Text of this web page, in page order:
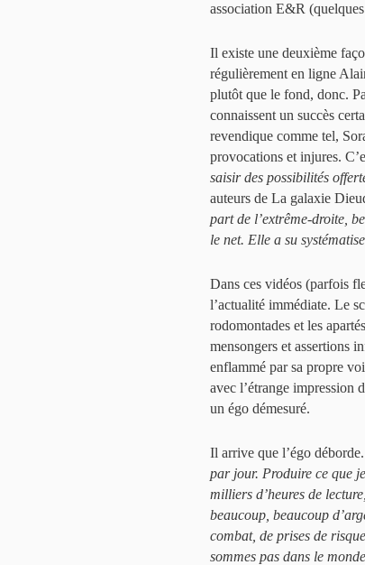
association E&R
Il existe une deuxième
régulièrement en ligne
plutôt que le fond, donc.
connaissent un succès
revendique comme tel,
provocations et injures.
saisir des possibilités
auteurs de La galaxie
part de l’extrême-droite,
le net. Elle a su
Dans ces vidéos (parfois
l’actualité immédiate. Le
rodomontades et les
mensongers et assertions
enflammé par sa propre
avec l’étrange impression
un égo démesuré.
Il arrive que l’égo
par jour. Produire ce que
milliers d’heures de
beaucoup, beaucoup
combat, de prises de
sommes pas dans le